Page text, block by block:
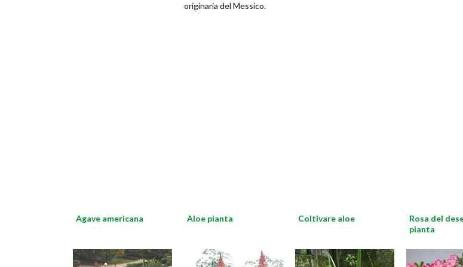
originaria del Messico.
Agave americana Aloe pianta Coltivare aloe
Rosa del
pianta